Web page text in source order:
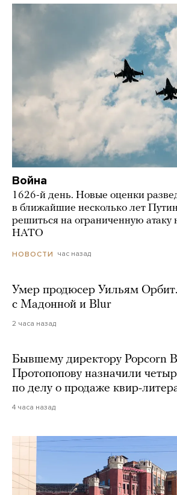
Война
1626-й день. Новые оценки
в ближайшие несколько лет
решиться на ограниченную атаку
НАТО
НОВОСТИ час назад
Умер продюсер Уильям
с Мадонной и Blur
2 часа назад
Бывшему директору Popcorn
Протопопову назначили
по делу о продаже квир-
4 часа назад